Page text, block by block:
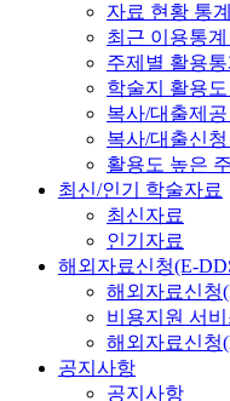
자료 현황 통계
최근 이용통계
주제별 활용
학술지 활용도
복사/대출제
복사/대출신
활용도 높은
최신/인기 학술자료
최신자료
인기자료
해외자료신청(E-
해외자료신청
비용지원 서비
해외자료신청
공지사항
공지사항